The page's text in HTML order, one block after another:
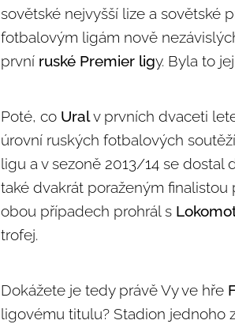
sovětské nejvyšší lize a sovětské
fotbalovým ligám nově
první ruské Premier ligy. Byla to
Poté, co Uralv prvních dvaceti
úrovní ruských fotbalových
ligu a v sezoně 2013/14 se dostal
také dvakrát poraženým
obou případech prohrál s
trofej.
Dokážete je tedy právě Vy ve hře
ligovému titulu? Stadion jednoho